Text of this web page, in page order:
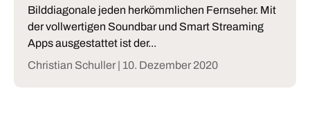
Bilddiagonale jeden herkömmlichen Fernseher. Mit
der vollwertigen Soundbar und Smart Streaming
Apps ausgestattet ist der...
Christian Schuller | 10. Dezember 2020